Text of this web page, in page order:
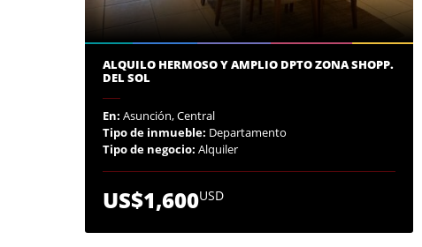
ALQUILO HERMOSO Y AMPLIO DPTO ZONA SHOPP.
DEL SOL
En: Asunción, Central
Tipo de inmueble: Departamento
Tipo de negocio: Alquiler
US$1,600USD